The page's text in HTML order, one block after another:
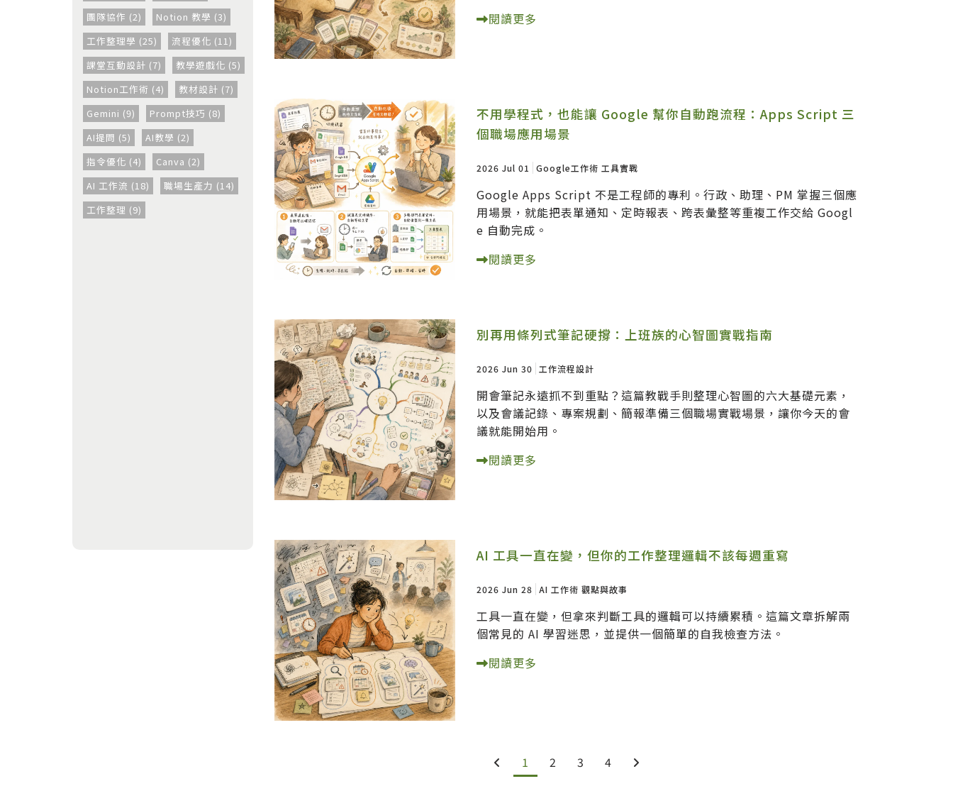
團隊協作 (2)
Notion 教學 (3)
工作整理學 (25)
流程優化 (11)
課堂互動設計 (7)
教學遊戲化 (5)
Notion工作術 (4)
教材設計 (7)
Gemini (9)
Prompt技巧 (8)
AI提問 (5)
AI教學 (2)
指令優化 (4)
Canva (2)
AI 工作流 (18)
職場生產力 (14)
工作整理 (9)
閱讀更多
不用學程式，也能讓 Google 幫你自動跑流程：Apps Script 三
個職場應用場景
2026 Jul 01 Google工作術 工具實戰
Google Apps Script 不是工程師的專利。行政、助理、PM 掌握三個應
用場景，就能把表單通知、定時報表、跨表彙整等重複工作交給 Googl
e 自動完成。
閱讀更多
別再用條列式筆記硬撐：上班族的心智圖實戰指南
2026 Jun 30 工作流程設計
開會筆記永遠抓不到重點？這篇教戰手則整理心智圖的六大基礎元素，
以及會議記錄、專案規劃、簡報準備三個職場實戰場景，讓你今天的會
議就能開始用。
閱讀更多
AI 工具一直在變，但你的工作整理邏輯不該每週重寫
2026 Jun 28 AI 工作術 觀點與故事
工具一直在變，但拿來判斷工具的邏輯可以持續累積。這篇文章拆解兩
個常見的 AI 學習迷思，並提供一個簡單的自我檢查方法。
閱讀更多
1 2 3 4